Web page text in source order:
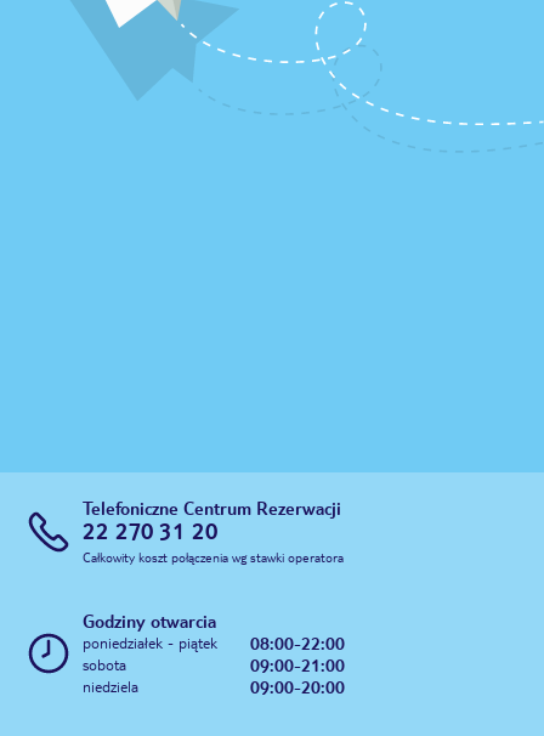
Telefoniczne Centrum Rezerwacji
22 270 31 20
Całkowity koszt połączenia wg stawki operatora
Godziny otwarcia
poniedziałek - piątek 08:00-22:00
sobota 09:00-21:00
niedziela 09:00-20:00